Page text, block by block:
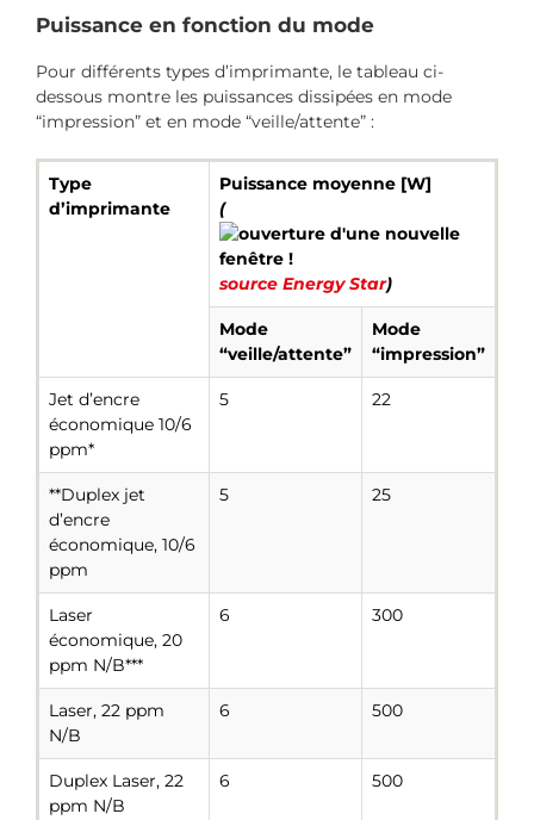
Puissance en fonction du mode
Pour différents types d’imprimante, le tableau ci-
dessous montre les puissances dissipées en mode
“impression” et en mode “veille/attente” :
Type
d’imprimante
Puissance moyenne [W]
(
source Energy Star)
Mode
“veille/attente”
Mode
“impression”
Jet d’encre
économique 10/6
ppm*
5 22
**Duplex jet
d’encre
économique, 10/6
ppm
5 25
Laser
économique, 20
ppm N/B***
6 300
Laser, 22 ppm
N/B
6 500
Duplex Laser, 22
ppm N/B
6 500